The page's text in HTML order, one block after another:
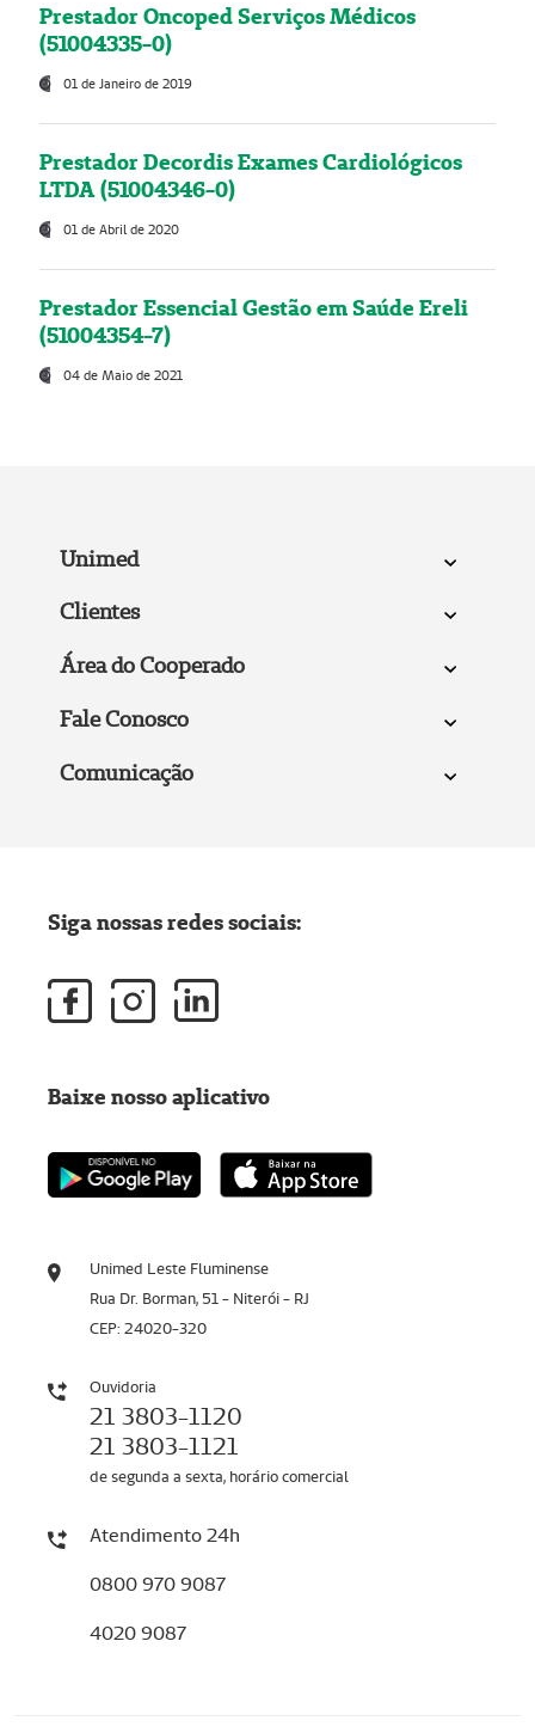
Prestador Oncoped Serviços Médicos
(51004335-0)
01 de Janeiro de 2019
Prestador Decordis Exames Cardiológicos
LTDA (51004346-0)
01 de Abril de 2020
Prestador Essencial Gestão em Saúde Ereli
(51004354-7)
04 de Maio de 2021
Unimed
Clientes
Área do Cooperado
Fale Conosco
Comunicação
Unimed Leste Fluminense
Rua Dr. Borman, 51 - Niterói - RJ
CEP: 24020-320
Ouvidoria
21 3803-1120
21 3803-1121
de segunda a sexta, horário comercial
Atendimento 24h
0800 970 9087
4020 9087
Siga nossas redes sociais:
Baixe nosso aplicativo